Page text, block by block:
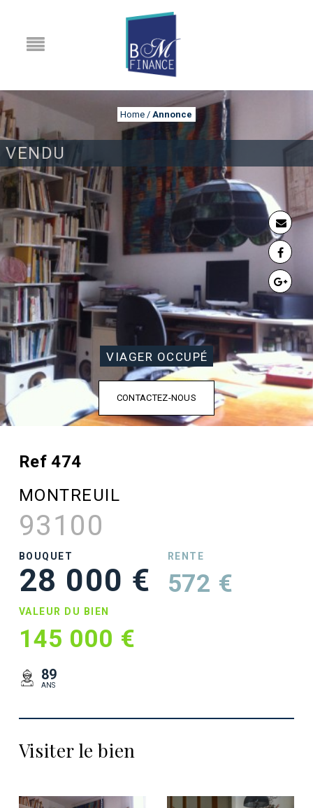
VENDU
Home / Annonce
ANNONCE
VIAGER OCCUPÉ
CONTACTEZ-NOUS
Ref 474
MONTREUIL
93100
BOUQUET
28 000 €
RENTE
572 €
VALEUR DU BIEN
145 000 €
89
ANS
Visiter le bien